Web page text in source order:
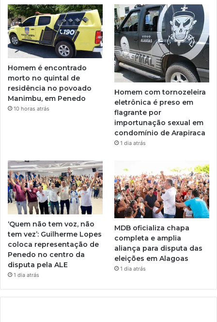
Homem é encontrado
morto no quintal de
residência no povoado
Manimbu, em Penedo
10 horas atrás
Homem com tornozeleira
eletrônica é preso em
flagrante por
importunação sexual em
condomínio de Arapiraca
1 dia atrás
‘Quem não tem voz, não
tem vez’: Guilherme Lopes
coloca representação de
Penedo no centro da
disputa pela ALE
1 dia atrás
MDB oficializa chapa
completa e amplia
aliança para disputa das
eleições em Alagoas
1 dia atrás